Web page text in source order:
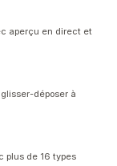
aperçu en direct et
déposer à
plus de 16 types